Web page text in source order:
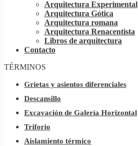
Arquitectura Experimental
Arquitectura Gótica
Arquitectura romana
Arquitectura Renacentista
Libros de arquitectura
Contacto
TÉRMINOS
Grietas y asientos diferenciales
Descansillo
Excavación de Galería Horizontal
Triforio
Aislamiento térmico